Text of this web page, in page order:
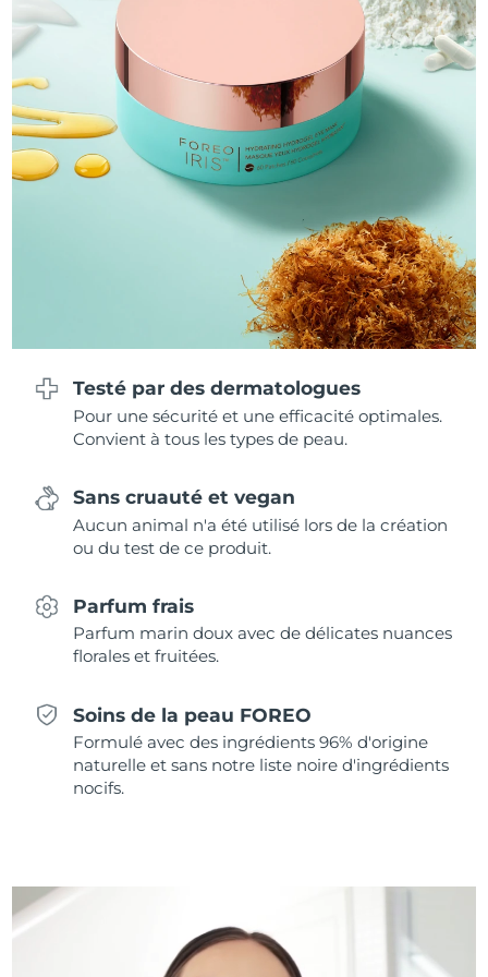
Testé par des dermatologues
Pour une sécurité et une efficacité optimales.
Convient à tous les types de peau.
Sans cruauté et vegan
Aucun animal n'a été utilisé lors de la création
ou du test de ce produit.
Parfum frais
Parfum marin doux avec de délicates nuances
florales et fruitées.
Soins de la peau FOREO
Formulé avec des ingrédients 96% d'origine
naturelle et sans notre liste noire d'ingrédients
nocifs.
Philippines Livraison estimée8/12/26
Pologne Livraison estimée8/10/26
Portugal Livraison estimée 8/9/26
Livraison estimée8/10/26
Livraison estimée8/14/26
Roumanie Livraison estimée8/9/26
Russie Livraison estimée
Singapour Livraison estimée
Slovaquie
Slovénie
Afrique du Sud
Corée du Sud Livraison estimée
Espagne Livraison estimée8/9/26
Taïwan
Livraison estimée 8/13/26